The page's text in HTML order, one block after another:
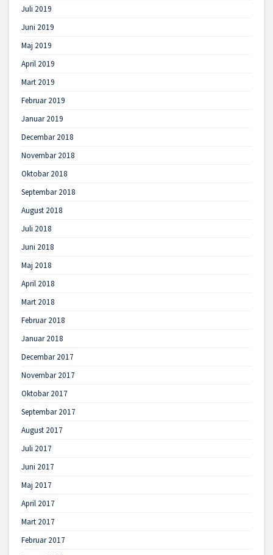
Juli 2019
Juni 2019
Maj 2019
April 2019
Mart 2019
Februar 2019
Januar 2019
Decembar 2018
Novembar 2018
Oktobar 2018
Septembar 2018
August 2018
Juli 2018
Juni 2018
Maj 2018
April 2018
Mart 2018
Februar 2018
Januar 2018
Decembar 2017
Novembar 2017
Oktobar 2017
Septembar 2017
August 2017
Juli 2017
Juni 2017
Maj 2017
April 2017
Mart 2017
Februar 2017